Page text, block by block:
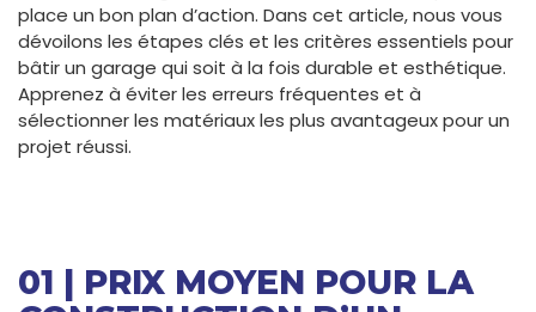
place un bon plan d’action. Dans cet article, nous vous
dévoilons les étapes clés et les critères essentiels pour
bâtir un garage qui soit à la fois durable et esthétique.
Apprenez à éviter les erreurs fréquentes et à
sélectionner les matériaux les plus avantageux pour un
projet réussi.
01 | PRIX MOYEN POUR LA